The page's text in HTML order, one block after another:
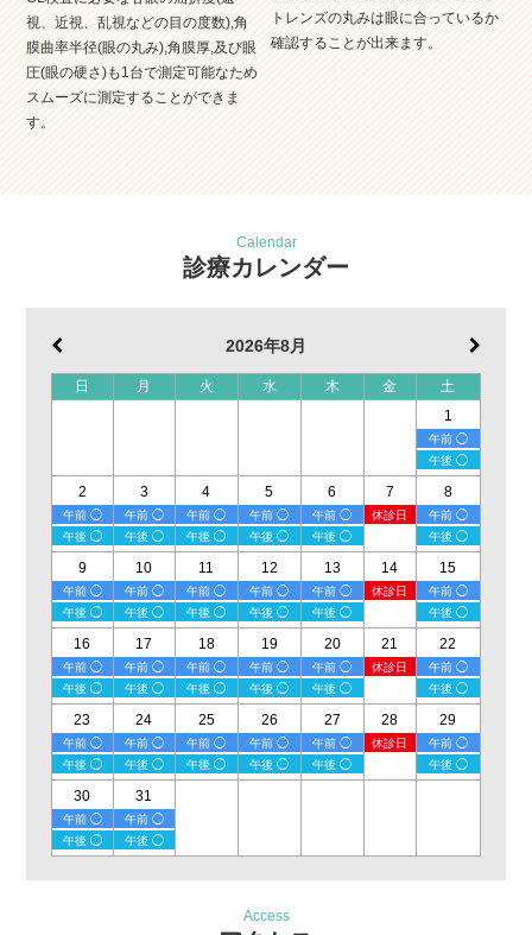
視、近視、乱視などの目の度数),角
膜曲率半径(眼の丸み),角膜厚,及び眼
圧(眼の硬さ)も1台で測定可能なため
スムーズに測定することができま
す。
トレンズの丸みは眼に合っているか
確認することが出来ます。
Calendar
診療カレンダー
2026年8月
日 月 火 水 木 金
土
1
午前 ◯
午後 ◯
2
午前 ◯
午後 ◯
3
午前 ◯
午後 ◯
4
午前 ◯
午後 ◯
5
午前 ◯
午後 ◯
6
午前 ◯
午後 ◯
7
休診日
8
午前 ◯
午後 ◯
9
午前 ◯
午後 ◯
10
午前 ◯
午後 ◯
11
午前 ◯
午後 ◯
12
午前 ◯
午後 ◯
13
午前 ◯
午後 ◯
14
休診日
15
午前 ◯
午後 ◯
16
午前 ◯
午後 ◯
17
午前 ◯
午後 ◯
18
午前 ◯
午後 ◯
19
午前 ◯
午後 ◯
20
午前 ◯
午後 ◯
21
休診日
22
午前 ◯
午後 ◯
23
午前 ◯
午後 ◯
24
午前 ◯
午後 ◯
25
午前 ◯
午後 ◯
26
午前 ◯
午後 ◯
27
午前 ◯
午後 ◯
28
休診日
29
午前 ◯
午後 ◯
30
午前 ◯
午後 ◯
31
午前 ◯
午後 ◯
Access